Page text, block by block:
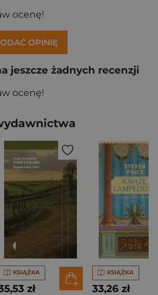
ocenę!
OPINIĘ
jeszcze żadnych recenzji
ocenę!
KSIĄŻKA
zł
KSIĄŻKA
33,26 zł